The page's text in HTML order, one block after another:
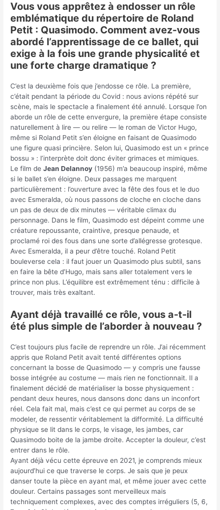
Vous vous apprêtez à endosser un rôle
emblématique du répertoire de Roland
Petit : Quasimodo. Comment avez-vous
abordé l’apprentissage de ce ballet, qui
exige à la fois une grande physicalité et
une forte charge dramatique ?
C’est la deuxième fois que j’endosse ce rôle. La première,
c’était pendant la période du Covid : nous avions répété sur
scène, mais le spectacle a finalement été annulé. Lorsque l’on
aborde un rôle de cette envergure, la première étape consiste
naturellement à lire — ou relire — le roman de Victor Hugo,
même si Roland Petit s’en éloigne en faisant de Quasimodo
une figure quasi princière. Selon lui, Quasimodo est un « prince
bossu » : l’interprète doit donc éviter grimaces et mimiques.
Le film deJean Delannoy (1956) m’a beaucoup inspiré, même
si le ballet s’en éloigne. Deux passages me marquent
particulièrement : l’ouverture avec la fête des fous et le duo
avec Esmeralda, où nous passons de cloche en cloche dans
un pas de deux de dix minutes — véritable climax du
personnage. Dans le film, Quasimodo est dépeint comme une
créature repoussante, craintive, presque penaude, et
proclamé roi des fous dans une sorte d’allégresse grotesque.
Avec Esmeralda, il a peur d’être touché. Roland Petit
bouleverse cela : il faut jouer un Quasimodo plus subtil, sans
en faire la bête d’Hugo, mais sans aller totalement vers le
prince non plus. L’équilibre est extrêmement ténu : difficile à
trouver, mais très exaltant.
Ayant déjà travaillé ce rôle, vous a-t-il
été plus simple de l’aborder à nouveau ?
C’est toujours plus facile de reprendre un rôle. J’ai récemment
appris que Roland Petit avait tenté différentes options
concernant la bosse de Quasimodo — y compris une fausse
bosse intégrée au costume — mais rien ne fonctionnait. Il a
finalement décidé de matérialiser la bosse physiquement :
pendant deux heures, nous dansons donc dans un inconfort
réel. Cela fait mal, mais c’est ce qui permet au corps de se
modeler, de ressentir véritablement la difformité. La difficulté
physique se lit dans le corps, le visage, les jambes, car
Quasimodo boite de la jambe droite. Accepter la douleur, c’est
entrer dans le rôle.
Ayant déjà vécu cette épreuve en 2021, je comprends mieux
aujourd’hui ce que traverse le corps. Je sais que je peux
danser toute la pièce en ayant mal, et même jouer avec cette
douleur. Certains passages sont merveilleux mais
techniquement complexes, avec des comptes irréguliers (5, 6,